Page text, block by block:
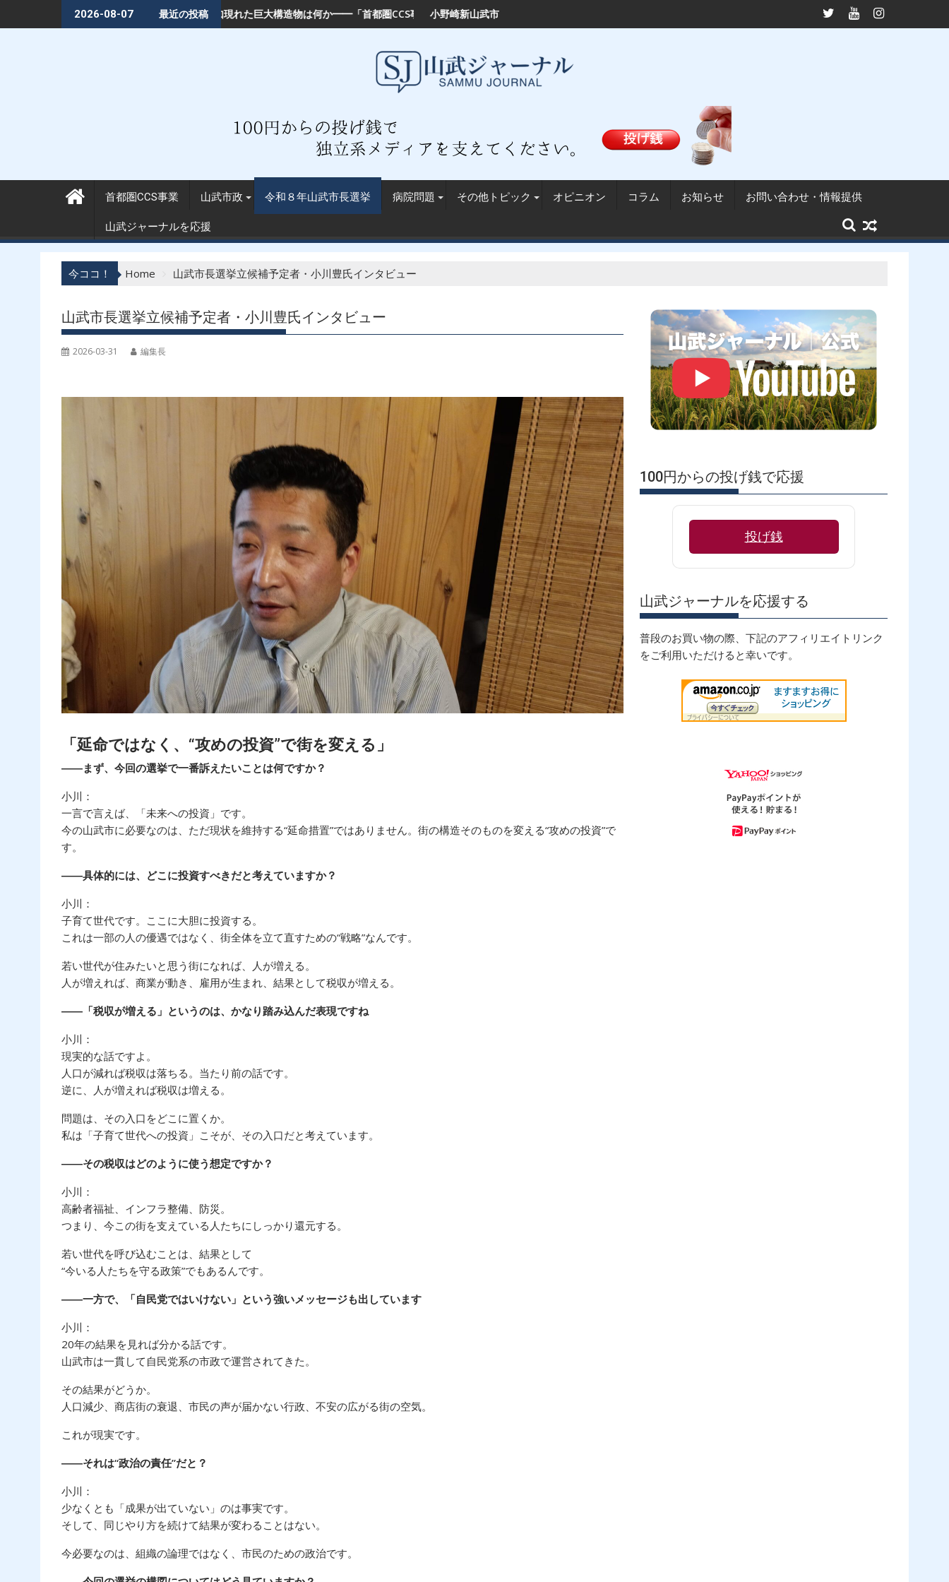
to
2026-08-07 最近の投稿
万回閲覧された「首都圏CCS」投稿から見えた住民の不安
突如現れた巨大構造物は何か━━「首都圏CCS事業」は地球を救うのか？小野崎新山武市長、選挙ポスターを無断掲示か──九十九里漁協は掲示許可を否定山武市長に小野崎正喜前県議が就任──問われるガバナンス能力・自身の法令違反問題に説明な
九十九里沖の巨大リグは何を
首都圏CCS事業 山武市政 令和８年山武市長選挙 病院問題 その他トピック オピニオン コラム お知らせ お問い合わせ・情報提供
山武ジャーナルを応援
今ココ！ Home 山武市長選挙立候補予定者・小川豊氏インタビュー
山武市長選挙立候補予定者・小川豊氏インタビュー
2026-03-31 編集長
「延命ではなく、“攻めの投資”で街を変える」
――まず、今回の選挙で一番訴えたいことは何ですか？
小川：
一言で言えば、「未来への投資」です。
今の山武市に必要なのは、ただ現状を維持する“延命措置”ではありません。街の構造そのものを変える“攻めの投資”で
す。
――具体的には、どこに投資すべきだと考えていますか？
小川：
子育て世代です。ここに大胆に投資する。
これは一部の人の優遇ではなく、街全体を立て直すための“戦略”なんです。
若い世代が住みたいと思う街になれば、人が増える。
人が増えれば、商業が動き、雇用が生まれ、結果として税収が増える。
――「税収が増える」というのは、かなり踏み込んだ表現ですね
小川：
現実的な話ですよ。
人口が減れば税収は落ちる。当たり前の話です。
逆に、人が増えれば税収は増える。
問題は、その入口をどこに置くか。
私は「子育て世代への投資」こそが、その入口だと考えています。
――その税収はどのように使う想定ですか？
小川：
高齢者福祉、インフラ整備、防災。
つまり、今この街を支えている人たちにしっかり還元する。
若い世代を呼び込むことは、結果として
“今いる人たちを守る政策”でもあるんです。
――一方で、「自民党ではいけない」という強いメッセージも出しています
小川：
20年の結果を見れば分かる話です。
山武市は一貫して自民党系の市政で運営されてきた。
その結果がどうか。
人口減少、商店街の衰退、市民の声が届かない行政、不安の広がる街の空気。
これが現実です。
――それは“政治の責任”だと？
小川：
少なくとも「成果が出ていない」のは事実です。
そして、同じやり方を続けて結果が変わることはない。
今必要なのは、組織の論理ではなく、市民のための政治です。
100円からの投げ銭で応援
投げ銭
山武ジャーナルを応援する
普段のお買い物の際、下記のアフィリエイトリンク
をご利用いただけると幸いです。